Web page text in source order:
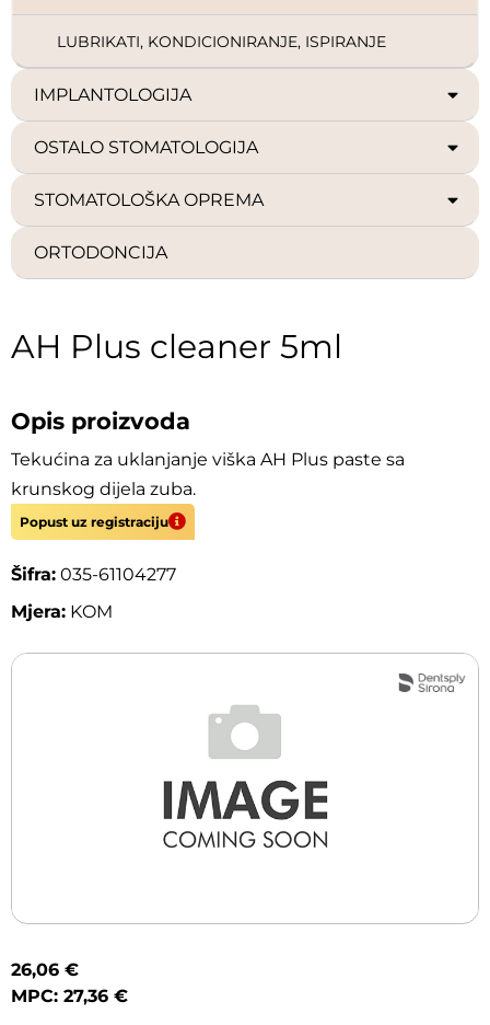
LUBRIKATI, KONDICIONIRANJE, ISPIRANJE
IMPLANTOLOGIJA
OSTALO STOMATOLOGIJA
STOMATOLOŠKA OPREMA
ORTODONCIJA
AH Plus cleaner 5ml
Opis proizvoda
Tekućina za uklanjanje viška AH Plus paste sa
krunskog dijela zuba.
Popust uz registraciju
Šifra: 035-61104277
Mjera: KOM
26,06 €
MPC: 27,36 €